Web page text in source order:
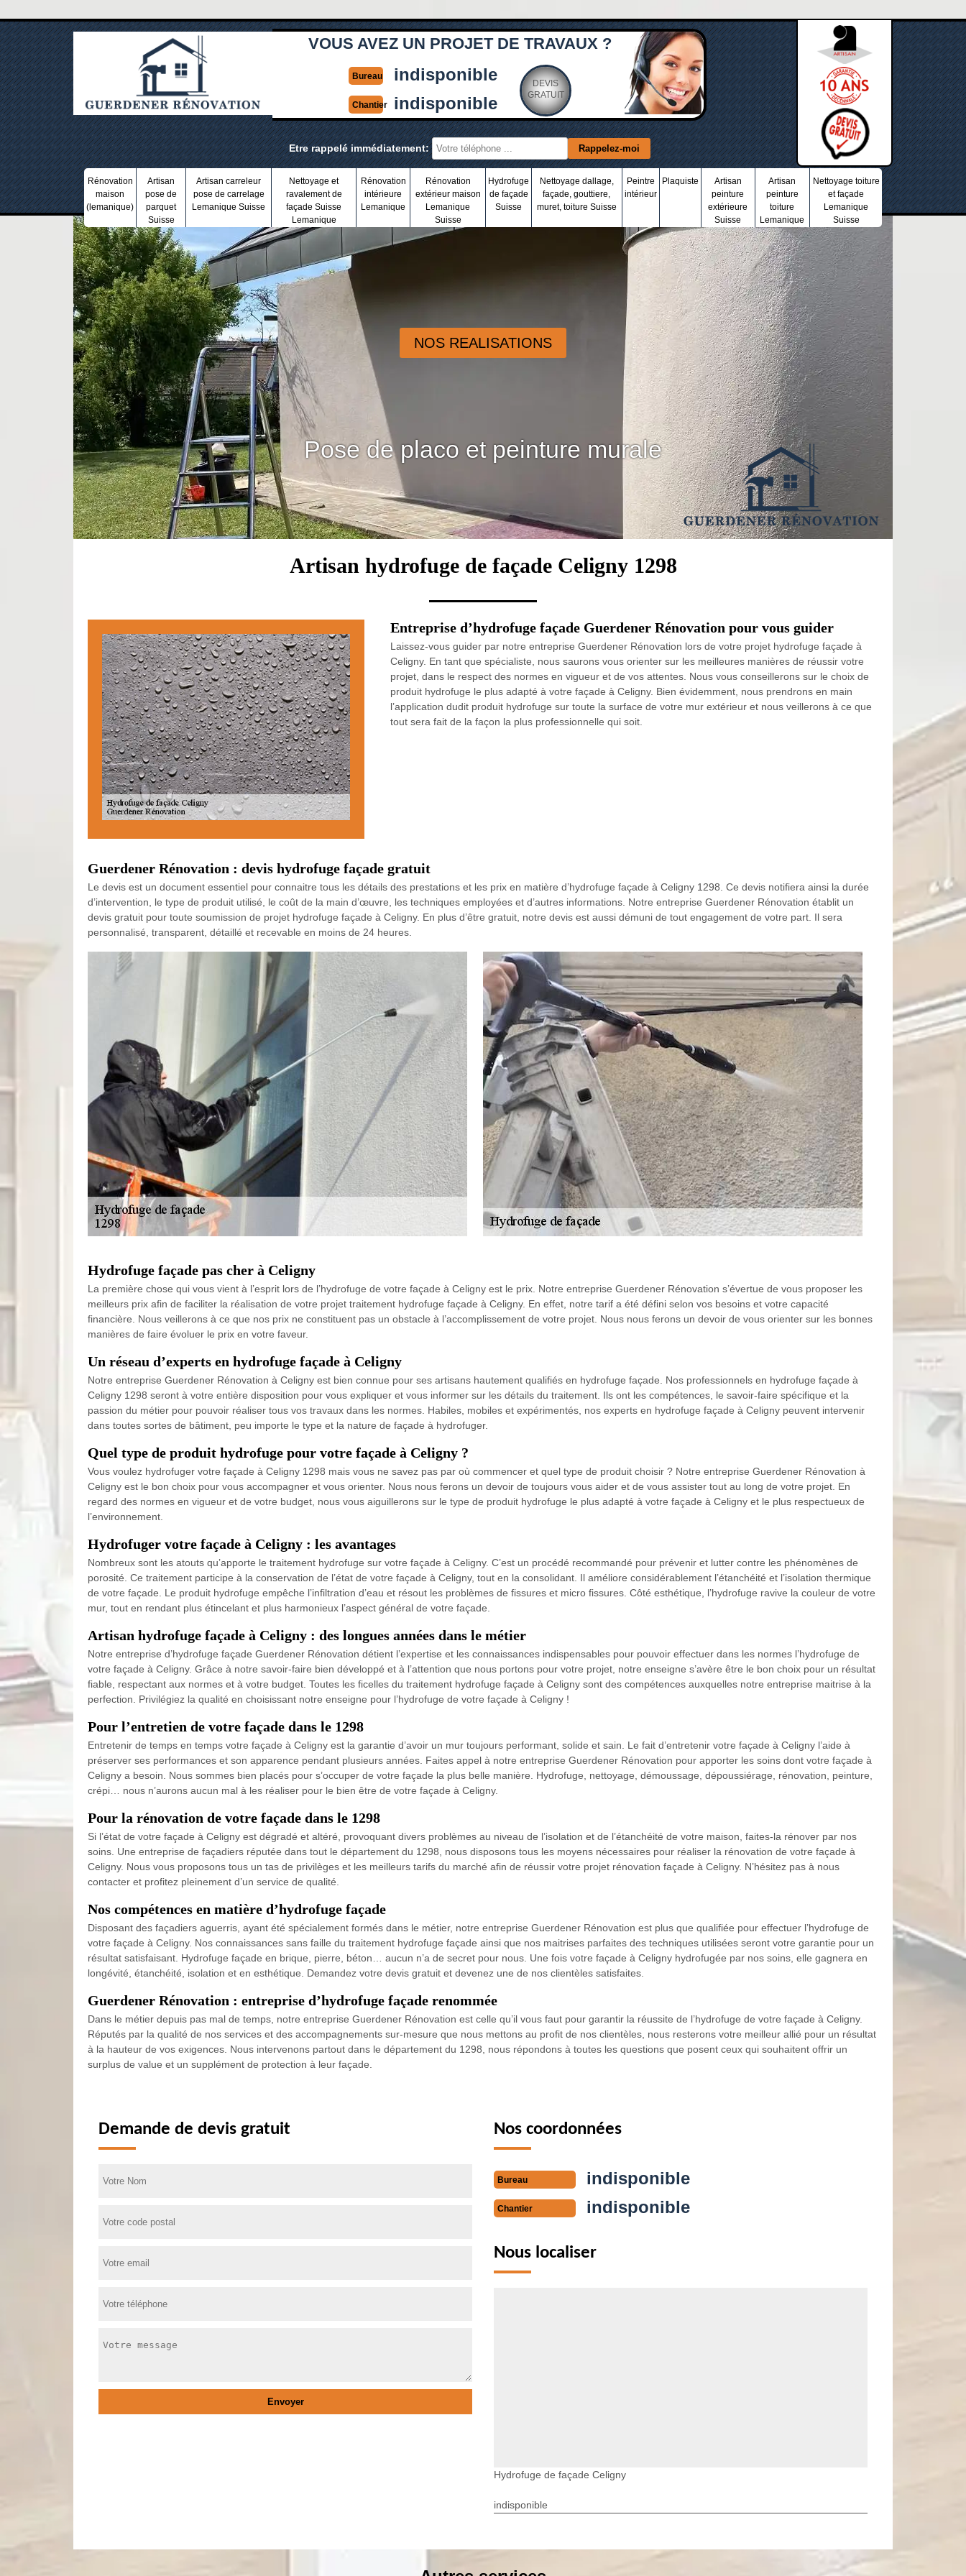
VOUS AVEZ UN PROJET DE TRAVAUX ?
Bureau indisponible
Chantier indisponible
DEVIS
GRATUIT
Etre rappelé immédiatement:
Rénovation
maison
(lemanique)
Artisan
pose de
parquet
Suisse
Artisan carreleur
pose de carrelage
Lemanique Suisse
Nettoyage et
ravalement de
façade Suisse
Lemanique
Rénovation
intérieure
Lemanique
Rénovation
extérieur maison
Lemanique
Suisse
Hydrofuge
de façade
Suisse
Nettoyage dallage,
façade, gouttiere,
muret, toiture Suisse
Peintre
intérieur
Plaquiste
Artisan
peinture
extérieure
Suisse
Artisan
peinture
toiture
Lemanique
Nettoyage toiture
et façade
Lemanique
Suisse
NOS REALISATIONS
Pose de placo et peinture murale
Artisan hydrofuge de façade Celigny 1298
Entreprise d’hydrofuge façade Guerdener Rénovation pour vous guider
Laissez-vous guider par notre entreprise Guerdener Rénovation lors de votre projet hydrofuge façade à
Celigny. En tant que spécialiste, nous saurons vous orienter sur les meilleures manières de réussir votre
projet, dans le respect des normes en vigueur et de vos attentes. Nous vous conseillerons sur le choix de
produit hydrofuge le plus adapté à votre façade à Celigny. Bien évidemment, nous prendrons en main
l’application dudit produit hydrofuge sur toute la surface de votre mur extérieur et nous veillerons à ce que
tout sera fait de la façon la plus professionnelle qui soit.
Guerdener Rénovation : devis hydrofuge façade gratuit
Le devis est un document essentiel pour connaitre tous les détails des prestations et les prix en matière d’hydrofuge façade à Celigny 1298. Ce devis notifiera ainsi la durée
d’intervention, le type de produit utilisé, le coût de la main d’œuvre, les techniques employées et d’autres informations. Notre entreprise Guerdener Rénovation établit un
devis gratuit pour toute soumission de projet hydrofuge façade à Celigny. En plus d’être gratuit, notre devis est aussi démuni de tout engagement de votre part. Il sera
personnalisé, transparent, détaillé et recevable en moins de 24 heures.
Hydrofuge façade pas cher à Celigny
La première chose qui vous vient à l’esprit lors de l’hydrofuge de votre façade à Celigny est le prix. Notre entreprise Guerdener Rénovation s’évertue de vous proposer les
meilleurs prix afin de faciliter la réalisation de votre projet traitement hydrofuge façade à Celigny. En effet, notre tarif a été défini selon vos besoins et votre capacité
financière. Nous veillerons à ce que nos prix ne constituent pas un obstacle à l’accomplissement de votre projet. Nous nous ferons un devoir de vous orienter sur les bonnes
manières de faire évoluer le prix en votre faveur.
Un réseau d’experts en hydrofuge façade à Celigny
Notre entreprise Guerdener Rénovation à Celigny est bien connue pour ses artisans hautement qualifiés en hydrofuge façade. Nos professionnels en hydrofuge façade à
Celigny 1298 seront à votre entière disposition pour vous expliquer et vous informer sur les détails du traitement. Ils ont les compétences, le savoir-faire spécifique et la
passion du métier pour pouvoir réaliser tous vos travaux dans les normes. Habiles, mobiles et expérimentés, nos experts en hydrofuge façade à Celigny peuvent intervenir
dans toutes sortes de bâtiment, peu importe le type et la nature de façade à hydrofuger.
Quel type de produit hydrofuge pour votre façade à Celigny ?
Vous voulez hydrofuger votre façade à Celigny 1298 mais vous ne savez pas par où commencer et quel type de produit choisir ? Notre entreprise Guerdener Rénovation à
Celigny est le bon choix pour vous accompagner et vous orienter. Nous nous ferons un devoir de toujours vous aider et de vous assister tout au long de votre projet. En
regard des normes en vigueur et de votre budget, nous vous aiguillerons sur le type de produit hydrofuge le plus adapté à votre façade à Celigny et le plus respectueux de
l’environnement.
Hydrofuger votre façade à Celigny : les avantages
Nombreux sont les atouts qu’apporte le traitement hydrofuge sur votre façade à Celigny. C’est un procédé recommandé pour prévenir et lutter contre les phénomènes de
porosité. Ce traitement participe à la conservation de l’état de votre façade à Celigny, tout en la consolidant. Il améliore considérablement l’étanchéité et l’isolation thermique
de votre façade. Le produit hydrofuge empêche l’infiltration d’eau et résout les problèmes de fissures et micro fissures. Côté esthétique, l’hydrofuge ravive la couleur de votre
mur, tout en rendant plus étincelant et plus harmonieux l’aspect général de votre façade.
Artisan hydrofuge façade à Celigny : des longues années dans le métier
Notre entreprise d’hydrofuge façade Guerdener Rénovation détient l’expertise et les connaissances indispensables pour pouvoir effectuer dans les normes l’hydrofuge de
votre façade à Celigny. Grâce à notre savoir-faire bien développé et à l’attention que nous portons pour votre projet, notre enseigne s’avère être le bon choix pour un résultat
fiable, respectant aux normes et à votre budget. Toutes les ficelles du traitement hydrofuge façade à Celigny sont des compétences auxquelles notre entreprise maitrise à la
perfection. Privilégiez la qualité en choisissant notre enseigne pour l’hydrofuge de votre façade à Celigny !
Pour l’entretien de votre façade dans le 1298
Entretenir de temps en temps votre façade à Celigny est la garantie d’avoir un mur toujours performant, solide et sain. Le fait d’entretenir votre façade à Celigny l’aide à
préserver ses performances et son apparence pendant plusieurs années. Faites appel à notre entreprise Guerdener Rénovation pour apporter les soins dont votre façade à
Celigny a besoin. Nous sommes bien placés pour s’occuper de votre façade la plus belle manière. Hydrofuge, nettoyage, démoussage, dépoussiérage, rénovation, peinture,
crépi… nous n’aurons aucun mal à les réaliser pour le bien être de votre façade à Celigny.
Pour la rénovation de votre façade dans le 1298
Si l’état de votre façade à Celigny est dégradé et altéré, provoquant divers problèmes au niveau de l’isolation et de l’étanchéité de votre maison, faites-la rénover par nos
soins. Une entreprise de façadiers réputée dans tout le département du 1298, nous disposons tous les moyens nécessaires pour réaliser la rénovation de votre façade à
Celigny. Nous vous proposons tous un tas de privilèges et les meilleurs tarifs du marché afin de réussir votre projet rénovation façade à Celigny. N’hésitez pas à nous
contacter et profitez pleinement d’un service de qualité.
Nos compétences en matière d’hydrofuge façade
Disposant des façadiers aguerris, ayant été spécialement formés dans le métier, notre entreprise Guerdener Rénovation est plus que qualifiée pour effectuer l’hydrofuge de
votre façade à Celigny. Nos connaissances sans faille du traitement hydrofuge façade ainsi que nos maitrises parfaites des techniques utilisées seront votre garantie pour un
résultat satisfaisant. Hydrofuge façade en brique, pierre, béton… aucun n’a de secret pour nous. Une fois votre façade à Celigny hydrofugée par nos soins, elle gagnera en
longévité, étanchéité, isolation et en esthétique. Demandez votre devis gratuit et devenez une de nos clientèles satisfaites.
Guerdener Rénovation : entreprise d’hydrofuge façade renommée
Dans le métier depuis pas mal de temps, notre entreprise Guerdener Rénovation est celle qu’il vous faut pour garantir la réussite de l’hydrofuge de votre façade à Celigny.
Réputés par la qualité de nos services et des accompagnements sur-mesure que nous mettons au profit de nos clientèles, nous resterons votre meilleur allié pour un résultat
à la hauteur de vos exigences. Nous intervenons partout dans le département du 1298, nous répondons à toutes les questions que posent ceux qui souhaitent offrir un
surplus de value et un supplément de protection à leur façade.
Demande de devis gratuit Nos coordonnées
Bureau indisponible
Chantier indisponible
Nous localiser
Hydrofuge de façade Celigny
indisponible